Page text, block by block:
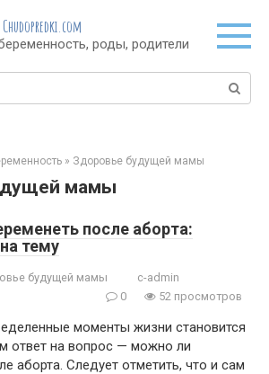
Chudopredki.com
роды, родители
» Здоровье будущей мамы
мамы
после аборта:
тему
будущей мамы
c-admin
0
52 просмотров
моменты жизни становится
ответ на вопрос — можно ли
аборта. Следует отметить, что и сам